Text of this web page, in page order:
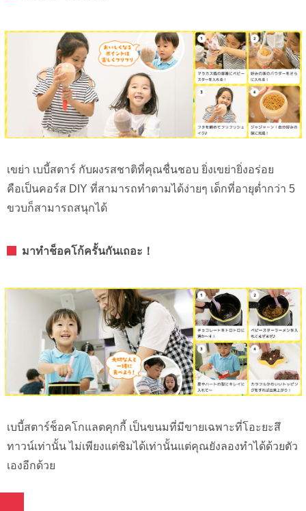
เขย่า เบบี้สตาร์ กับผงรสชาติที่คุณชื่นชอบ ยิ่งเขย่ายิ่งอร่อย
คือเป็นคอร์ส DIY ที่สามารถทำตามได้ง่ายๆ เด็กที่อายุต่ำกว่า 5
ขวบก็สามารถสนุกได้
มาทำช็อคโก้ครั้นกันเถอะ！
เบบี้สตาร์ช็อคโกแลตคุกกี้ เป็นขนมที่มีขายเฉพาะที่โอะยะสึ
ทาวน์เท่านั้น ไม่เพียงแต่ชิมได้เท่านั้นแต่คุณยังลองทำได้ด้วยตัว
เองอีกด้วย